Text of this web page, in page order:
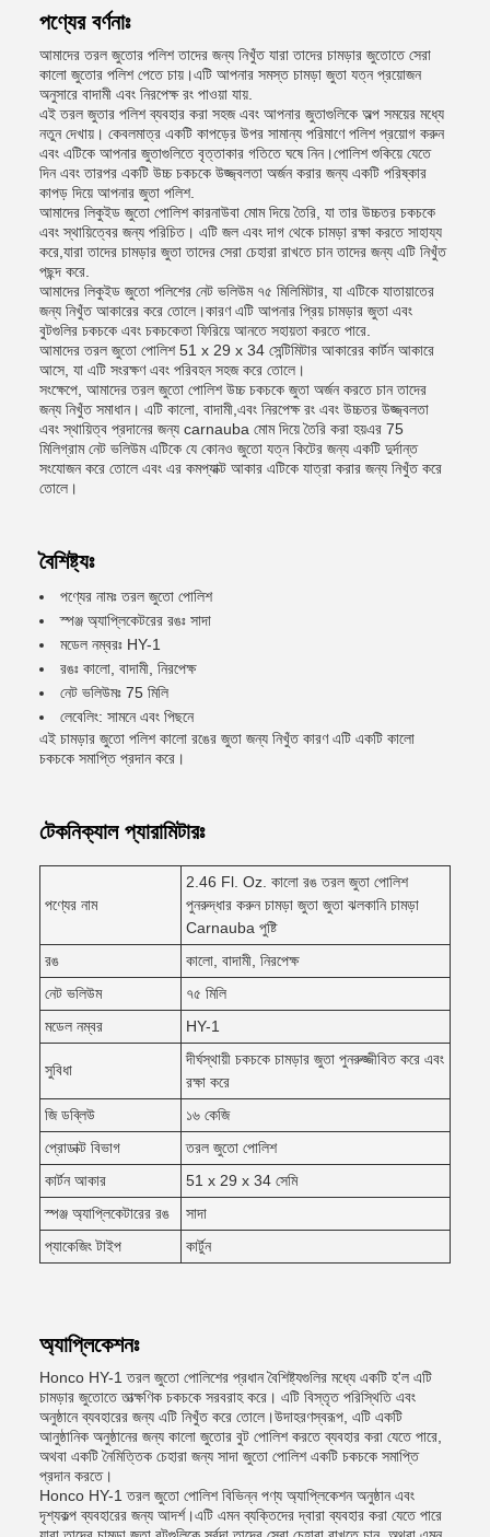
পণ্যের বর্ণনাঃ
আমাদের তরল জুতোর পলিশ তাদের জন্য নিখুঁত যারা তাদের চামড়ার জুতোতে সেরা
কালো জুতোর পলিশ পেতে চায়।এটি আপনার সমস্ত চামড়া জুতা যত্ন প্রয়োজন
অনুসারে বাদামী এবং নিরপেক্ষ রং পাওয়া যায়.
এই তরল জুতার পলিশ ব্যবহার করা সহজ এবং আপনার জুতাগুলিকে অল্প সময়ের মধ্যে
নতুন দেখায়। কেবলমাত্র একটি কাপড়ের উপর সামান্য পরিমাণে পলিশ প্রয়োগ করুন
এবং এটিকে আপনার জুতাগুলিতে বৃত্তাকার গতিতে ঘষে নিন।পোলিশ শুকিয়ে যেতে
দিন এবং তারপর একটি উচ্চ চকচকে উজ্জ্বলতা অর্জন করার জন্য একটি পরিষ্কার
কাপড় দিয়ে আপনার জুতা পলিশ.
আমাদের লিকুইড জুতো পোলিশ কারনাউবা মোম দিয়ে তৈরি, যা তার উচ্চতর চকচকে
এবং স্থায়িত্বের জন্য পরিচিত। এটি জল এবং দাগ থেকে চামড়া রক্ষা করতে সাহায্য
করে,যারা তাদের চামড়ার জুতা তাদের সেরা চেহারা রাখতে চান তাদের জন্য এটি নিখুঁত
পছন্দ করে.
আমাদের লিকুইড জুতো পলিশের নেট ভলিউম ৭৫ মিলিমিটার, যা এটিকে যাতায়াতের
জন্য নিখুঁত আকারের করে তোলে।কারণ এটি আপনার প্রিয় চামড়ার জুতা এবং
বুটগুলির চকচকে এবং চকচকেতা ফিরিয়ে আনতে সহায়তা করতে পারে.
আমাদের তরল জুতো পোলিশ 51 x 29 x 34 সেন্টিমিটার আকারের কার্টন আকারে
আসে, যা এটি সংরক্ষণ এবং পরিবহন সহজ করে তোলে।
সংক্ষেপে, আমাদের তরল জুতো পোলিশ উচ্চ চকচকে জুতা অর্জন করতে চান তাদের
জন্য নিখুঁত সমাধান। এটি কালো, বাদামী,এবং নিরপেক্ষ রং এবং উচ্চতর উজ্জ্বলতা
এবং স্থায়িত্ব প্রদানের জন্য carnauba মোম দিয়ে তৈরি করা হয়এর 75
মিলিগ্রাম নেট ভলিউম এটিকে যে কোনও জুতো যত্ন কিটের জন্য একটি দুর্দান্ত
সংযোজন করে তোলে এবং এর কমপ্যাক্ট আকার এটিকে যাত্রা করার জন্য নিখুঁত করে
তোলে।
বৈশিষ্ট্যঃ
পণ্যের নামঃ তরল জুতো পোলিশ
স্পঞ্জ অ্যাপ্লিকেটরের রঙঃ সাদা
মডেল নম্বরঃ HY-1
রঙঃ কালো, বাদামী, নিরপেক্ষ
নেট ভলিউমঃ 75 মিলি
লেবেলিং: সামনে এবং পিছনে
এই চামড়ার জুতো পলিশ কালো রঙের জুতা জন্য নিখুঁত কারণ এটি একটি কালো
চকচকে সমাপ্তি প্রদান করে।
টেকনিক্যাল প্যারামিটারঃ
পণ্যের নাম
2.46 Fl. Oz. কালো রঙ তরল জুতা পোলিশ
পুনরুদ্ধার করুন চামড়া জুতা জুতা ঝলকানি চামড়া
Carnauba পুষ্টি
রঙ
কালো, বাদামী, নিরপেক্ষ
নেট ভলিউম
৭৫ মিলি
মডেল নম্বর
HY-1
সুবিধা
দীর্ঘস্থায়ী চকচকে চামড়ার জুতা পুনরুজ্জীবিত করে এবং
রক্ষা করে
জি ডব্লিউ
১৬ কেজি
প্রোডাক্ট বিভাগ
তরল জুতো পোলিশ
কার্টন আকার
51 x 29 x 34 সেমি
স্পঞ্জ অ্যাপ্লিকেটারের রঙ
সাদা
প্যাকেজিং টাইপ
কার্টুন
অ্যাপ্লিকেশনঃ
Honco HY-1 তরল জুতো পোলিশের প্রধান বৈশিষ্ট্যগুলির মধ্যে একটি হ'ল এটি
চামড়ার জুতোতে তাত্ক্ষণিক চকচকে সরবরাহ করে। এটি বিস্তৃত পরিস্থিতি এবং
অনুষ্ঠানে ব্যবহারের জন্য এটি নিখুঁত করে তোলে।উদাহরণস্বরূপ, এটি একটি
আনুষ্ঠানিক অনুষ্ঠানের জন্য কালো জুতোর বুট পোলিশ করতে ব্যবহার করা যেতে পারে,
অথবা একটি নৈমিত্তিক চেহারা জন্য সাদা জুতো পোলিশ একটি চকচকে সমাপ্তি
প্রদান করতে।
Honco HY-1 তরল জুতো পোলিশ বিভিন্ন পণ্য অ্যাপ্লিকেশন অনুষ্ঠান এবং
দৃশ্যকল্প ব্যবহারের জন্য আদর্শ।এটি এমন ব্যক্তিদের দ্বারা ব্যবহার করা যেতে পারে